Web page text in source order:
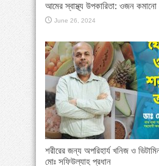
আমের স্বাস্থ্য উপকারিতা: ওজন
June 26, 2024
শরীরের জন্য অপরিহার্য খনিজ ও
মোঃ সফিউল্যাহ প্রধান